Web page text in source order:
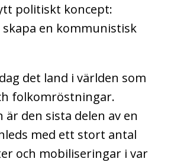
politiskt koncept:
en kommunistisk
det land i världen som
folkomröstningar.
den sista delen av en
med ett stort antal
och mobiliseringar i var